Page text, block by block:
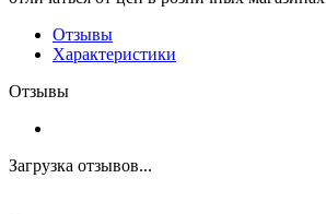
Отзывы
Характеристики
Отзывы
Загрузка отзывов...